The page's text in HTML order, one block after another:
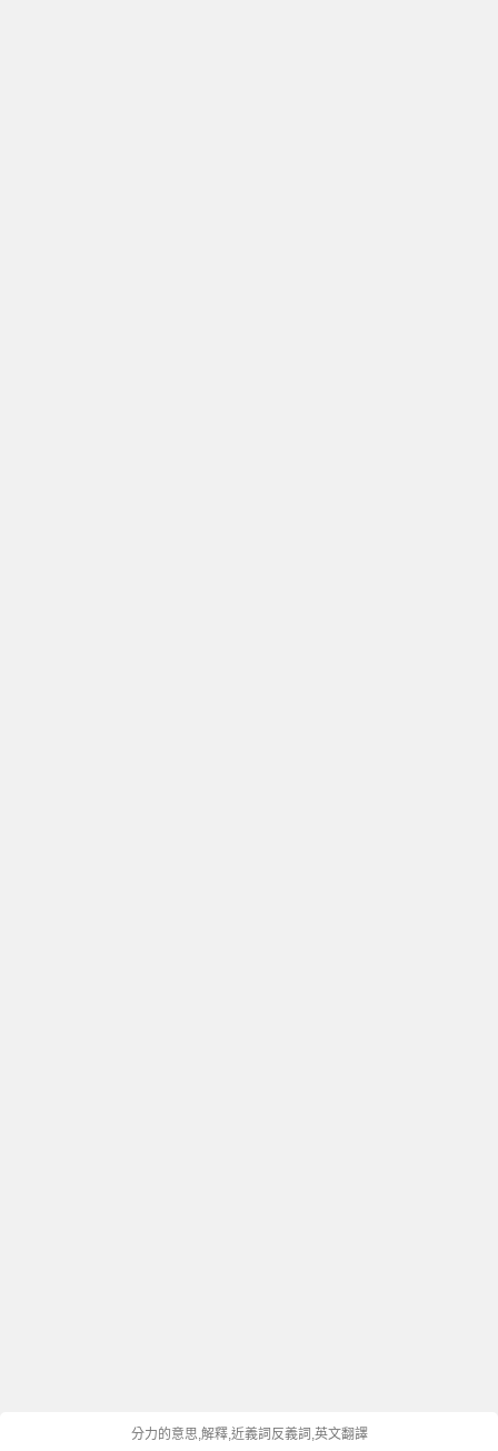
分力的意思,解釋,近義詞反義詞,英文翻譯